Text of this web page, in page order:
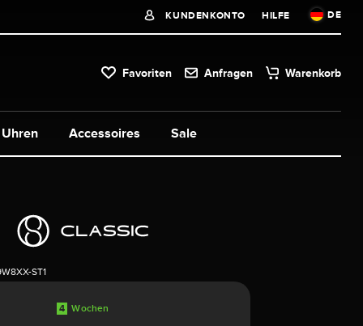
KUNDENKONTO HILFE DE
Favoriten Anfragen Warenkorb
Uhren Accessoires Sale
ST1
4 Wochen